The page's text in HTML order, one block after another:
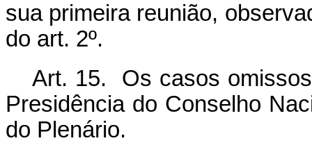
sua primeira reunião,
do art. 2º.
Art. 15. Os casos
Presidência do Conselho
do Plenário.